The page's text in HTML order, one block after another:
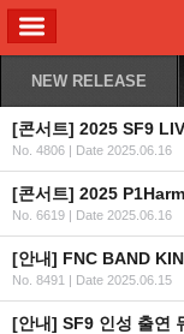
NEW RELEASE
No. 4806 | Date 2025.06.16
No. 6619 | Date 2025.06.16
[안내] FNC BAND
No. 8491 | Date 2025.06.15